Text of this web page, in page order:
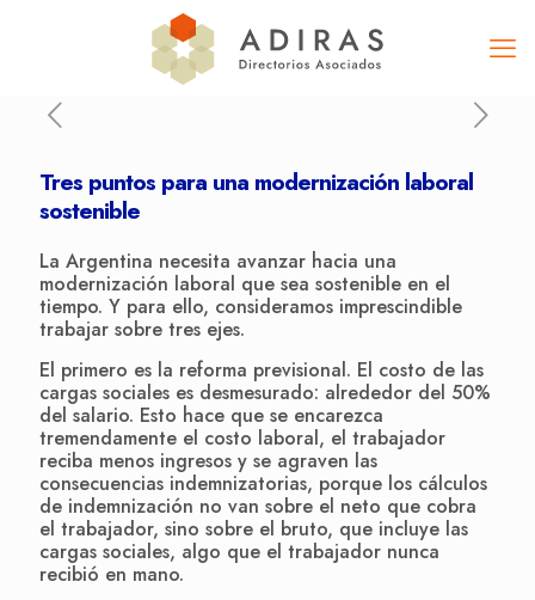
Tres puntos para una modernización laboral
sostenible
La Argentina necesita avanzar hacia una
modernización laboral que sea sostenible en el
tiempo. Y para ello, consideramos imprescindible
trabajar sobre tres ejes.
El primero es la reforma previsional. El costo de las
cargas sociales es desmesurado: alrededor del 50%
del salario. Esto hace que se encarezca
tremendamente el costo laboral, el trabajador
reciba menos ingresos y se agraven las
consecuencias indemnizatorias, porque los cálculos
de indemnización no van sobre el neto que cobra
el trabajador, sino sobre el bruto, que incluye las
cargas sociales, algo que el trabajador nunca
recibió en mano.